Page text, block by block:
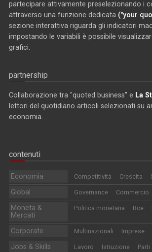
partecipare attivamente preselezionando i
attraverso una funzione dedicata ("your
sezione interattiva riguarda gli indicatori
impostando le variabili è possibile
grafici.
partnership
Collaborazione tra "quoted business" e La
lettori del quotidiano articoli selezionati su
economia.
contenuti
Economia Competitività Crescita
Global Governance Commercio
Moneta &
Mercati
Politica monetaria Bce
Corporate Multinazionali Imprese
Jobs & Skills Lavoro Istruzione